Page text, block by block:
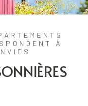
À